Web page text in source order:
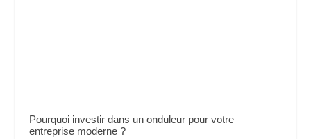
Pourquoi investir dans un onduleur pour votre
entreprise moderne ?